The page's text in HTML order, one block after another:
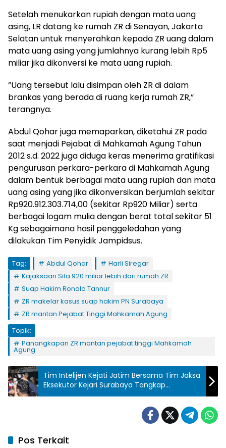
Setelah menukarkan rupiah dengan mata uang
asing, LR datang ke rumah ZR di Senayan, Jakarta
Selatan untuk menyerahkan kepada ZR uang dalam
mata uang asing yang jumlahnya kurang lebih Rp5
miliar jika dikonversi ke mata uang rupiah.
”Uang tersebut lalu disimpan oleh ZR di dalam
brankas yang berada di ruang kerja rumah ZR,”
terangnya.
Abdul Qohar juga memaparkan, diketahui ZR pada
saat menjadi Pejabat di Mahkamah Agung Tahun
2012 s.d. 2022 juga diduga keras menerima gratifikasi
pengurusan perkara-perkara di Mahkamah Agung
dalam bentuk berbagai mata uang rupiah dan mata
uang asing yang jika dikonversikan berjumlah sekitar
Rp920.912.303.714,00 (sekitar Rp920 Miliar) serta
berbagai logam mulia dengan berat total sekitar 51
Kg sebagaimana hasil penggeledahan yang
dilakukan Tim Penyidik Jampidsus.
Tag: Abdul Qohar
Harli Siregar
Kajaksaan Sita 920 miliar lebih dari rumah ZR
Suap Hakim Ronald Tannur
ZR makelar kasus suap hakim PN Surabaya
ZR mantan Pejabat Tinggi Mahkamah Agung
Topik:
Panangkapan ZR mantan pejabat tinggi Mahkamah
Agung
Tim Intelijen Kejati Jatim Bersama Tim Jaksa
Eksekutor Kejari Surabaya Tangkap
Terpidana Gregrorius Ronald
Pos Terkait